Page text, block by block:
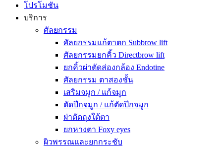
โปรโมชัน
บริการ
ศัลยกรรม
ศัลยกรรมแก้ตาตก Subbrow lift
ศัลยกรรมยกคิ้ว Directbrow lift
ยกคิ้วผ่าตัดส่องกล้อง Endotine
ศัลยกรรม ตาสองชั้น
เสริมจมูก / แก้จมูก
ตัดปีกจมูก / แก้ตัดปีกจมูก
ผ่าตัดถุงใต้ตา
ยกหางตา Foxy eyes
ผิวพรรณและยกกระชับ